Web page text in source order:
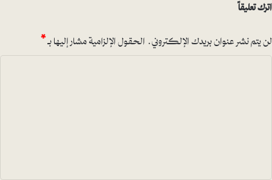
اترك تعليقاً
لن يتم نشر عنوان بريدك الإلكتروني.الحقول الإلزامية مشار إليها بـ*
ا
ق